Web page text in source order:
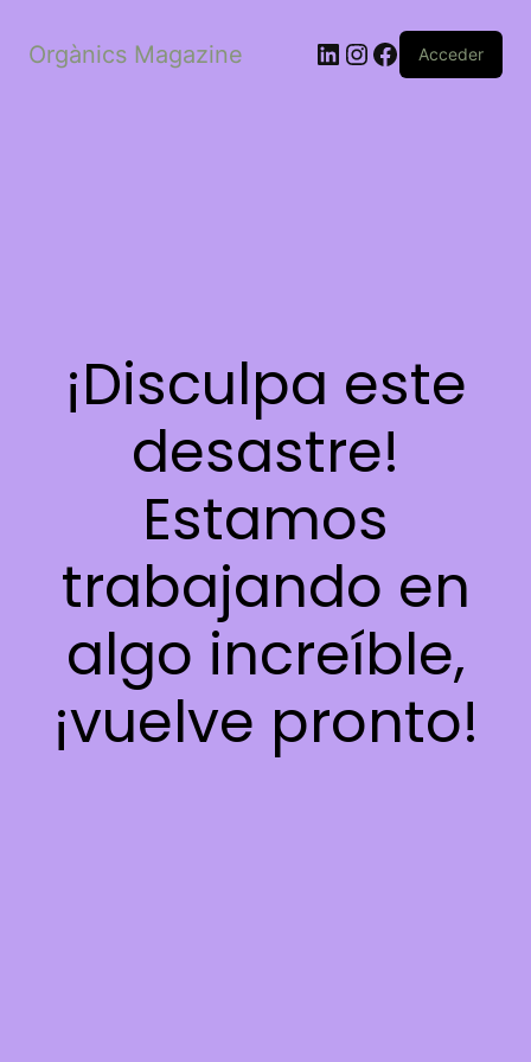
Orgànics Magazine LinkedIn
Instagram
Facebook
Acceder
¡Disculpa este
desastre!
Estamos
trabajando en
algo increíble,
¡vuelve pronto!